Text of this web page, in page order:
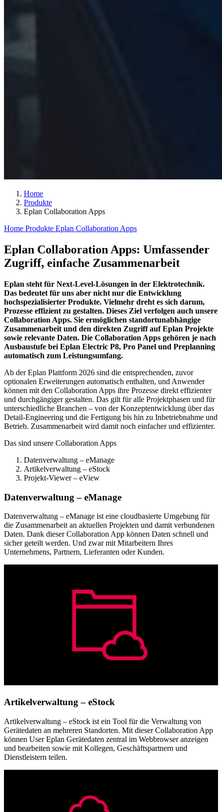
Home
Produkte
Eplan Collaboration Apps
Home Produkte Eplan Collaboration Apps
Eplan Collaboration Apps: Umfassender
Zugriff, einfache Zusammenarbeit
Eplan steht für Next-Level-Lösungen in der Elektrotechnik.
Das bedeutet für uns aber nicht nur die Entwicklung
hochspezialisierter Produkte. Vielmehr dreht es sich darum,
Prozesse effizient zu gestalten. Dieses Ziel verfolgen auch unsere
Collaboration Apps. Sie ermöglichen standortunabhängige
Zusammenarbeit und den direkten Zugriff auf Eplan Projekte
sowie relevante Daten. Die Collaboration Apps gehören je nach
Ausbaustufe bei Eplan Electric P8, Pro Panel und Preplanning
automatisch zum Leistungsumfang.
Ab der Eplan Plattform 2026 sind die entsprechenden, zuvor
optionalen Erweiterungen automatisch enthalten, und Anwender
können mit den Collaboration Apps ihre Prozesse direkt effizienter
und durchgängiger gestalten. Das gilt für alle Projektphasen und für
unterschiedliche Branchen – von der Konzeptentwicklung über das
Detail-Engineering und die Fertigung bis hin zu Inbetriebnahme und
Betrieb. Zusammenarbeit wird damit noch einfacher und effizienter.
Das sind unsere Collaboration Apps
Datenverwaltung – eManage
Artikelverwaltung – eStock
Projekt-Viewer – eView
Datenverwaltung – eManage
Datenverwaltung – eManage ist eine cloudbasierte Umgebung für
die Zusammenarbeit an aktuellen Projekten und damit verbundenen
Daten. Dank dieser Collaboration App können Daten schnell und
sicher geteilt werden. Und zwar mit Mitarbeitern Ihres
Unternehmens, Partnern, Lieferanten oder Kunden.
Artikelverwaltung – eStock
Artikelverwaltung – eStock ist ein Tool für die Verwaltung von
Gerätedaten an mehreren Standorten. Mit dieser Collaboration App
können User Eplan Gerätedaten zentral im Webbrowser anzeigen
und bearbeiten sowie mit Kollegen, Geschäftspartnern und
Dienstleistern teilen.